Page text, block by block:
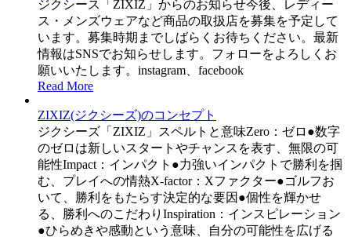
ジクシース「ZIXIZ」からのお知らせ今後、レディー
ス・メンズウェアなど商品の取扱店を募集を予定して
います。募集時期までしばらくお待ちください。最新
情報はSNSでお知らせします。フォローをよろしくお
願いいたします。instagram、facebook
Read More
ZIXIZ(ジクシーズ)のコンセプト
ジクシーズ「ZIXIZ」スペルトと意味Zero：ゼロ●数字
のゼロは新しいスタートやチャンスを表す、無限の可
能性Impact：インパクト●力強いインパクトで勝利を掴
む、プレイへの情熱X-factor：Xファクター●ゴルフお
いて、勝利をもたらす決定的な要因●個性を輝かせ
る、勝利へのこだわりInspiration：インスピレーション
●ひらめきや感動という意味、自分の可能性を広げる